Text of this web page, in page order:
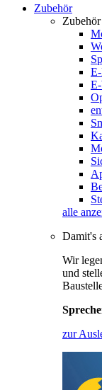
Zubehör
Zubehör
alle
Damit's
Wir
und
zur